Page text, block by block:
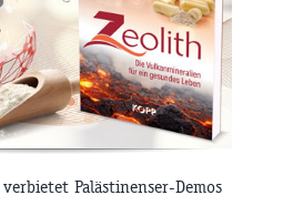
Palästinenser-Demos